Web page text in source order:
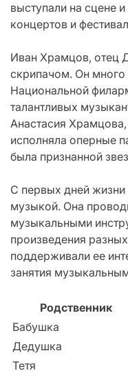
выступали на сцене
концертов и
Иван Храмцов, отец
скрипачом. Он много
Национальной
талантливых
Анастасия
исполняла оперные
была признанной
С первых дней
музыкой. Она
музыкальными
произведения
поддерживали ее
занятия
Родственник
Бабушка
Дедушка
Тетя